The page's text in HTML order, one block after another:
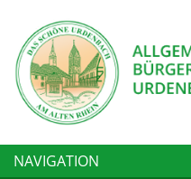
NAVIGATION